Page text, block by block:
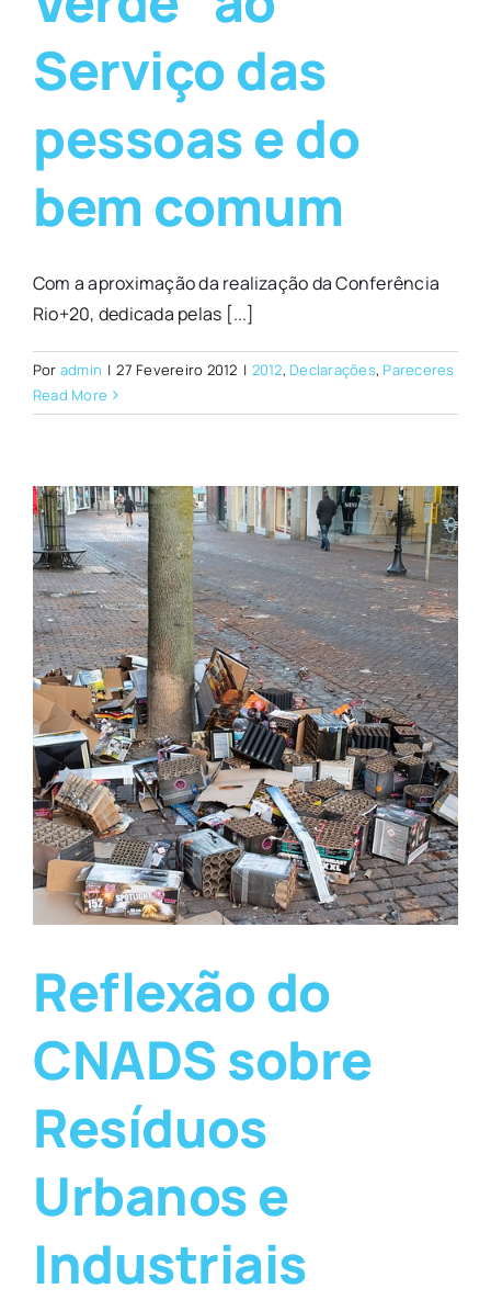
Serviço das
pessoas e do
bem comum
Com a aproximação da realização da Conferência
Rio+20, dedicada pelas [...]
Por admin | 27 Fevereiro 2012 | 2012, Declarações, Pareceres
Read More
Reflexão do
CNADS sobre
Resíduos
Urbanos e
Industriais